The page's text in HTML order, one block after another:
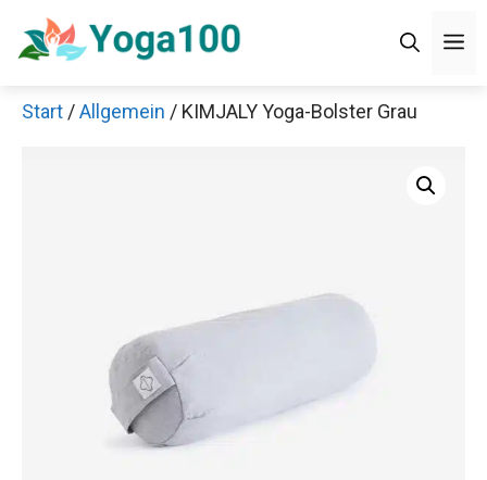
Inhalt
Start /Allgemein / KIMJALY Yoga-Bolster Grau
Jetzt anschauen